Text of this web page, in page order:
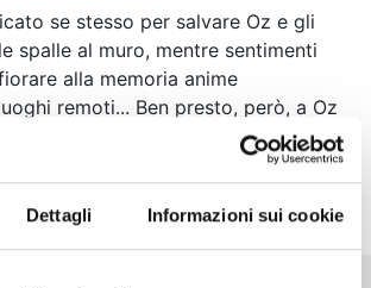
Dettagli Informazioni sui cookie
se stesso per salvare Oz e gli
spalle al muro, mentre sentimenti
alla memoria anime
remoti... Ben presto, però, a Oz
un’importante domanda. E se
dalla più profonda oscurità, oltre